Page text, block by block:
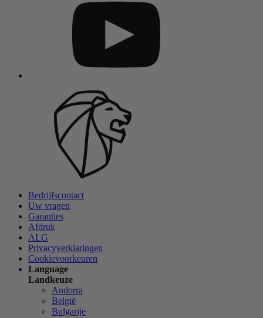
Bedrijfscontact
Uw vragen
Garanties
Afdruk
ALG
Privacyverklaringen
Cookievoorkeuren
Language
Landkeuze
Andorra
België
Bulgarije